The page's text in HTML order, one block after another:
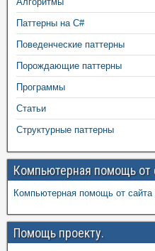
Паттерны на C#
Поведенческие паттерны
Порождающие паттерны
Программы
Статьи
Структурные паттерны
Компьютерная помощь от
Компьютерная помощь от сайта
Помощь проекту.